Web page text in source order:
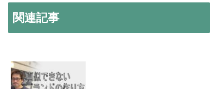
関連記事